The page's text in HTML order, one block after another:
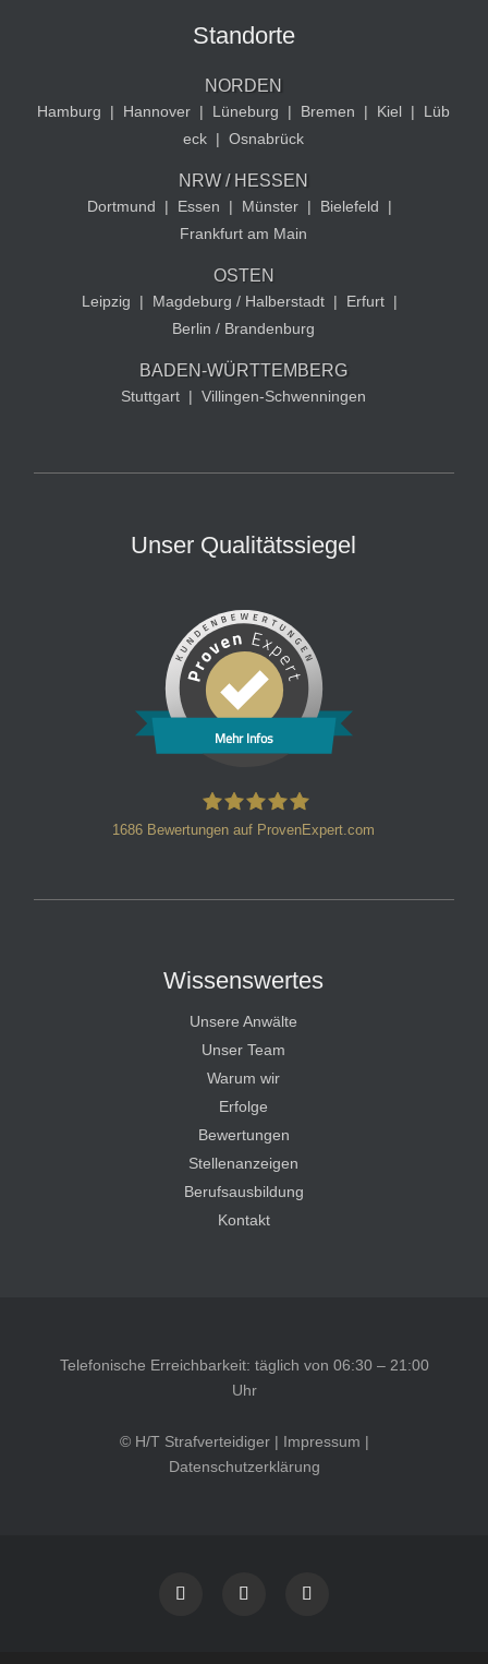
Standorte
NORDEN
Hamburg | Hannover | Lüneburg | Bremen | Kiel |
Lüb
eck | Osnabrück
NRW / HESSEN
Dortmund | Essen | Münster | Bielefeld
|
Frankfurt am Main
OSTEN
Leipzig | Magdeburg / Halberstadt | Erfurt |
Berlin / Brandenburg
BADEN-WÜRTTEMBERG
Stuttgart | Villingen-Schwenningen
Unser Qualitätssiegel
Mehr Infos
1686 Bewertungen auf ProvenExpert.com
Wissenswertes
Unsere Anwälte
Unser Team
Warum wir
Erfolge
Bewertungen
Stellenanzeigen
Berufsausbildung
Kontakt
Telefonische Erreichbarkeit: täglich von 06:30 – 21:00
Uhr
© H/T Strafverteidiger | Impressum |
Datenschutzerklärung